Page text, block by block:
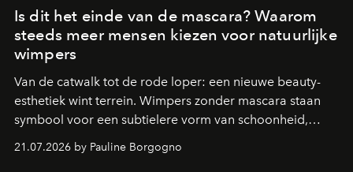
Is dit het einde van de mascara? Waarom
steeds meer mensen kiezen voor natuurlijke
wimpers
Van de catwalk tot de rode loper: een nieuwe beauty-
esthetiek wint terrein. Wimpers zonder mascara staan
symbool voor een subtielere vorm van schoonheid,
aan make-up.
21.07.2026 by Pauline Borgogno